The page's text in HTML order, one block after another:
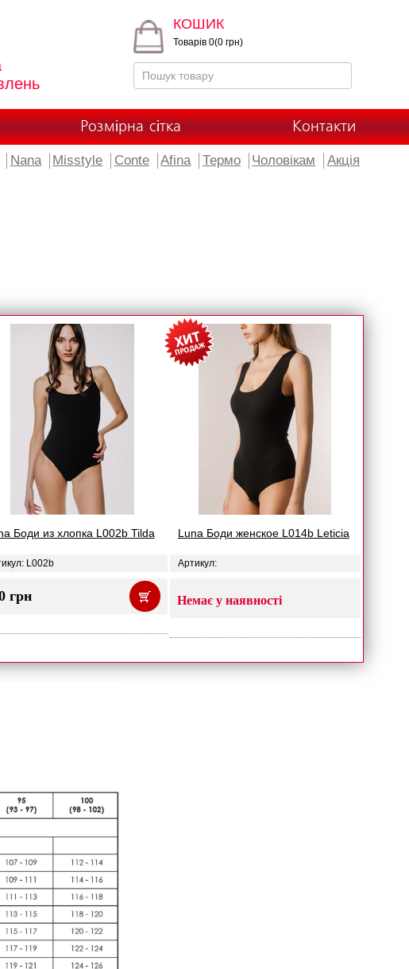
КОШИК
Товарів 0(0 грн)
Розмірна сітка Контакти
Nana Misstyle Conte Afina Термо Чоловікам Акція
Боди из хлопка L002b Tilda
L002b
грн
Luna Боди женское L014b Leticia
Артикул:
Немає у наявності